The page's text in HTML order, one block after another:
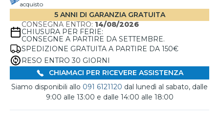
acquisto
5 ANNI DI GARANZIA GRATUITA
CONSEGNA ENTRO: 14/08/2026
CHIUSURA PER FERIE:
CONSEGNE A PARTIRE DA SETTEMBRE.
SPEDIZIONE GRATUITA A PARTIRE DA 150€
RESO ENTRO 30 GIORNI
CHIAMACI PER RICEVERE ASSISTENZA
Siamo disponibili allo 091 6121120 dal lunedì al sabato, dalle
9:00 alle 13:00 e dalle 14:00 alle 18:00